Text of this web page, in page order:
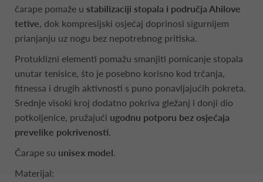
čarape pomaže u stabilizaciji stopala i područja Ahilove
tetive, dok kompresijski osjećaj doprinosi sigurnijem
prianjanju uz nogu bez nepotrebnog pritiska.
Protuklizni elementi pomažu smanjiti pomicanje stopala
unutar tenisice, što je posebno korisno kod trčanja,
fitnessa i drugih aktivnosti s puno ponavljajućih pokreta.
Srednje visoki kroj dodatno pokriva gležanj i donji dio
potkoljenice, pružajući ugodnu potporu bez osjećaja
prevelike pokrivenosti.
Čarape su unisex model.
Materijal: